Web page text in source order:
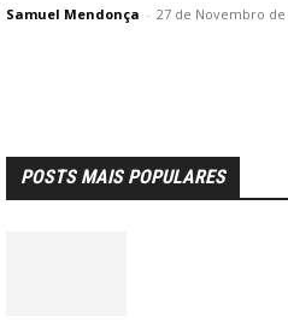
Samuel Mendonça - 27 de Novembro de
POSTS MAIS POPULARES